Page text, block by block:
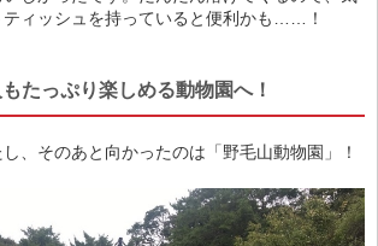
ティッシュを持っていると便利かも……！
たっぷり楽しめる動物園へ！
、そのあと向かったのは「野毛山動物園」！